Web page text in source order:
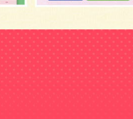
症状 あせも お祝い
家族写真 改善 肌